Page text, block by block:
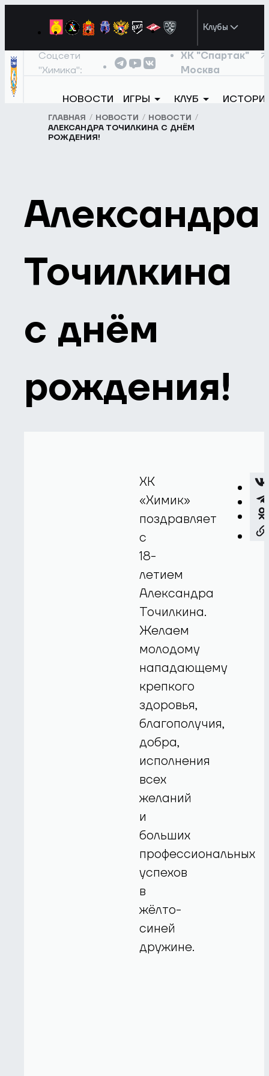
Клубы
Соцсети
"Химика":
ХК "Спартак"
Москва
НОВОСТИ ИГРЫ КЛУБ
ГЛАВНАЯ НОВОСТИ
НОВОСТИ
АЛЕКСАНДРА ТОЧИЛКИНА С ДНЁМ
РОЖДЕНИЯ!
Александра
Точилкина
с днём
рождения!
ХК
«Химик»
поздравляет
с
18-
летием
Александра
Точилкина.
Желаем
молодому
нападающему
крепкого
здоровья,
благополучия,
добра,
исполнения
всех
желаний
и
больших
профессиональных
успехов
в
жёлто-
синей
дружине.